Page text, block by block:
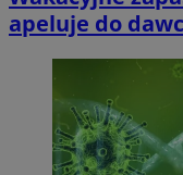
apeluje do